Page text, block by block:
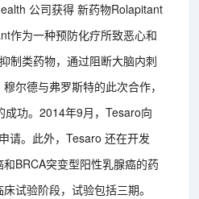
公司获得 新药物Rolapitant
作为一种预防化疗所致恶心和
制类药物，通过阻断大脑内刺
尔德与弗罗斯特的此次合作，
成功。2014年9月，Tesaro向
请。此外，Tesaro 还在开发
BRCA突变型阳性乳腺癌的药
试验阶段，试验包括三期。